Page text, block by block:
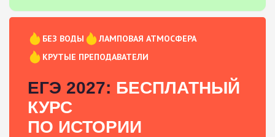
БЕЗ ВОДЫ
ЛАМПОВАЯ АТМОСФЕРА
КРУТЫЕ ПРЕПОДАВАТЕЛИ
ЕГЭ 2027: БЕСПЛАТНЫЙ
КУРС
ПО ИСТОРИИ